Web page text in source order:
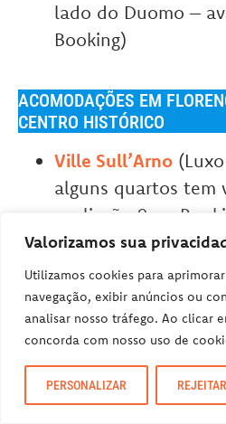
Valorizamos sua
Utilizamos cookies para
navegação, exibir anúncios ou
analisar nosso tráfego. Ao clicar
concorda com nosso uso de
PERSONALIZAR REJEITAR
lado do Duomo –
Booking)
ACOMODAÇÕES EM
CENTRO HISTÓRICO
Ville Sull’Arno
alguns quartos tem
avaliação 9 no
Villa il Leone
há 6km do Duomo –
Booking)
Ostello Tasso
fora do anel –
ARTESANATO E